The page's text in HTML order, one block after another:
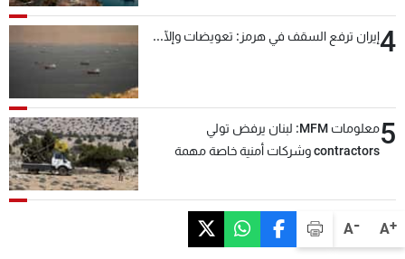
A+
A-
4إيران ترفع السقف في هرمز: تعويضات وإلّا...
5
معلومات MFM: لبنان يرفض تولي
contractors وشركات أمنية خاصة مهمة